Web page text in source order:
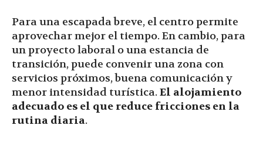
Para una escapada breve, el centro permite
aprovechar mejor el tiempo. En cambio, para
un proyecto laboral o una estancia de
transición, puede convenir una zona con
servicios próximos, buena comunicación y
menor intensidad turística.El alojamiento
adecuado es el que reduce fricciones en la
rutina diaria.